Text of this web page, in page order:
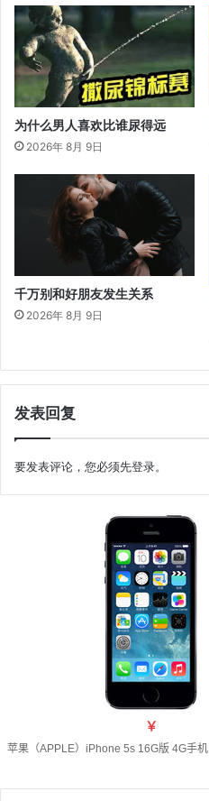
为什么男人喜欢比谁尿得远
2026年 8月 9日
千万别和好朋友发生关系
2026年 8月 9日
发表回复
要发表评论，您必须先登录。